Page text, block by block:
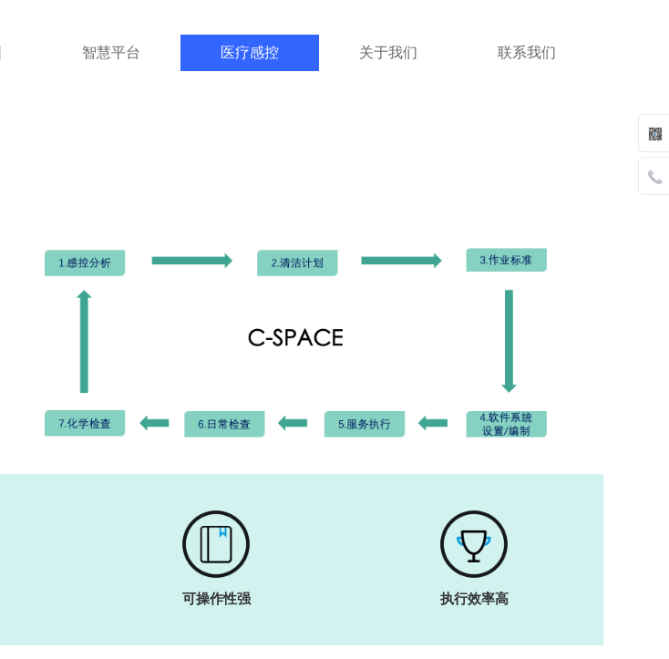
智慧平台 医疗感控 关于我们 联系我们
可操作性强 执行效率高